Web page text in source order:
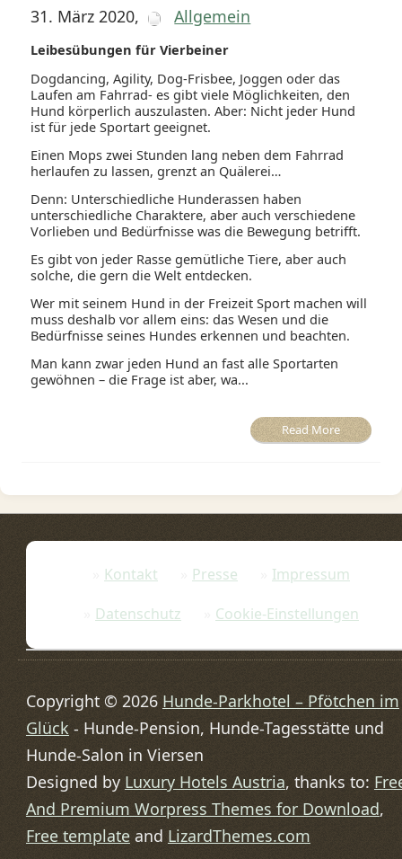
31. März 2020, Allgemein
Leibesübungen für Vierbeiner
Dogdancing, Agility, Dog-Frisbee, Joggen oder das
Laufen am Fahrrad- es gibt viele Möglichkeiten, den
Hund körperlich auszulasten. Aber: Nicht jeder Hund
ist für jede Sportart geeignet.
Einen Mops zwei Stunden lang neben dem Fahrrad
herlaufen zu lassen, grenzt an Quälerei…
Denn: Unterschiedliche Hunderassen haben
unterschiedliche Charaktere, aber auch verschiedene
Vorlieben und Bedürfnisse was die Bewegung betrifft.
Es gibt von jeder Rasse gemütliche Tiere, aber auch
solche, die gern die Welt entdecken.
Wer mit seinem Hund in der Freizeit Sport machen will
muss deshalb vor allem eins: das Wesen und die
Bedürfnisse seines Hundes erkennen und beachten.
Man kann zwar jeden Hund an fast alle Sportarten
gewöhnen – die Frage ist aber, wa...
Read More
Kontakt Presse
Impressum
Datenschutz
Cookie-Einstellungen
Copyright © 2026 Hunde-Parkhotel – Pfötchen im
Glück - Hunde-Pension, Hunde-Tagesstätte und
Hunde-Salon in Viersen
Designed by Luxury Hotels Austria, thanks to:
And Premium Worpress Themes for Download,
Free templateand LizardThemes.com